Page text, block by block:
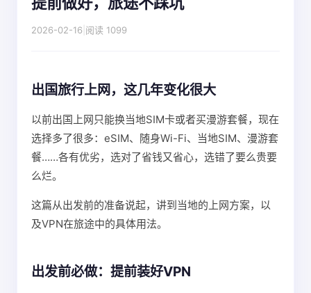
2026-02-16 阅读 1099
出国旅行上网，这几年变化很大
以前出国上网只能换当地SIM卡或者买漫游套餐，现在
选择多了很多：eSIM、随身Wi-Fi、当地SIM、漫游套
餐……各有优劣，选对了省钱又省心，选错了要么贵要
么烂。
这篇从出发前的准备说起，讲到当地的上网方案，以
及VPN在旅途中的具体用法。
出发前必做：提前装好VPN